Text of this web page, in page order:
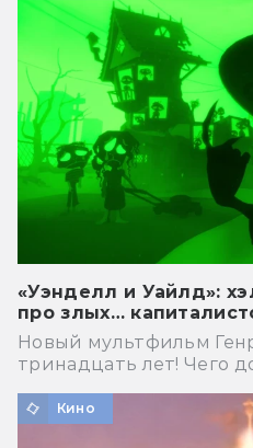
«Уэнделл и Уайлд»:
про злых…
Новый мультфильм
тринадцать лет! Чего
Кино